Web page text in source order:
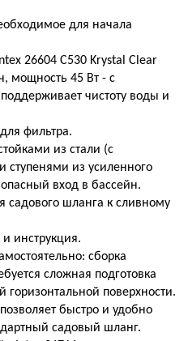
для начала
26604 C530 Krystal Clear
мощность 45 Вт - с
чистоту воды и
фильтра.
из стали (с
ступенями из усиленного
вход в бассейн.
садового шланга к сливному
и инструкция.
сборка
сложная подготовка
горизонтальной поверхности.
быстро и удобно
садовый шланг.